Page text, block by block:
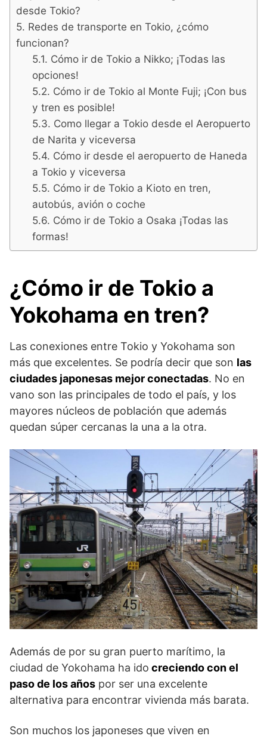
desde Tokio?
Redes de transporte en Tokio, ¿cómo
funcionan?
Cómo ir de Tokio a Nikko; ¡Todas las
opciones!
Cómo ir de Tokio al Monte Fuji; ¡Con bus
y tren es posible!
Como llegar a Tokio desde el Aeropuerto
de Narita y viceversa
Cómo ir desde el aeropuerto de Haneda
a Tokio y viceversa
Cómo ir de Tokio a Kioto en tren,
autobús, avión o coche
Cómo ir de Tokio a Osaka ¡Todas las
formas!
¿Cómo ir de Tokio a
Yokohama en tren?
Las conexiones entre Tokio y Yokohama son
más que excelentes. Se podría decir que son las
ciudades japonesas mejor conectadas. No en
vano son las principales de todo el país, y los
mayores núcleos de población que además
quedan súper cercanas la una a la otra.
Además de por su gran puerto marítimo, la
ciudad de Yokohama ha ido creciendo con el
paso de los años por ser una excelente
alternativa para encontrar vivienda más barata.
Son muchos los japoneses que viven en